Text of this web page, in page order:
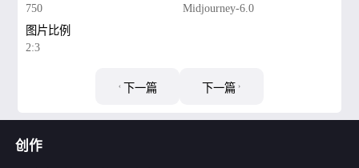
750
Midjourney-6.0
图片比例
2:3
下一篇 下一篇
创作